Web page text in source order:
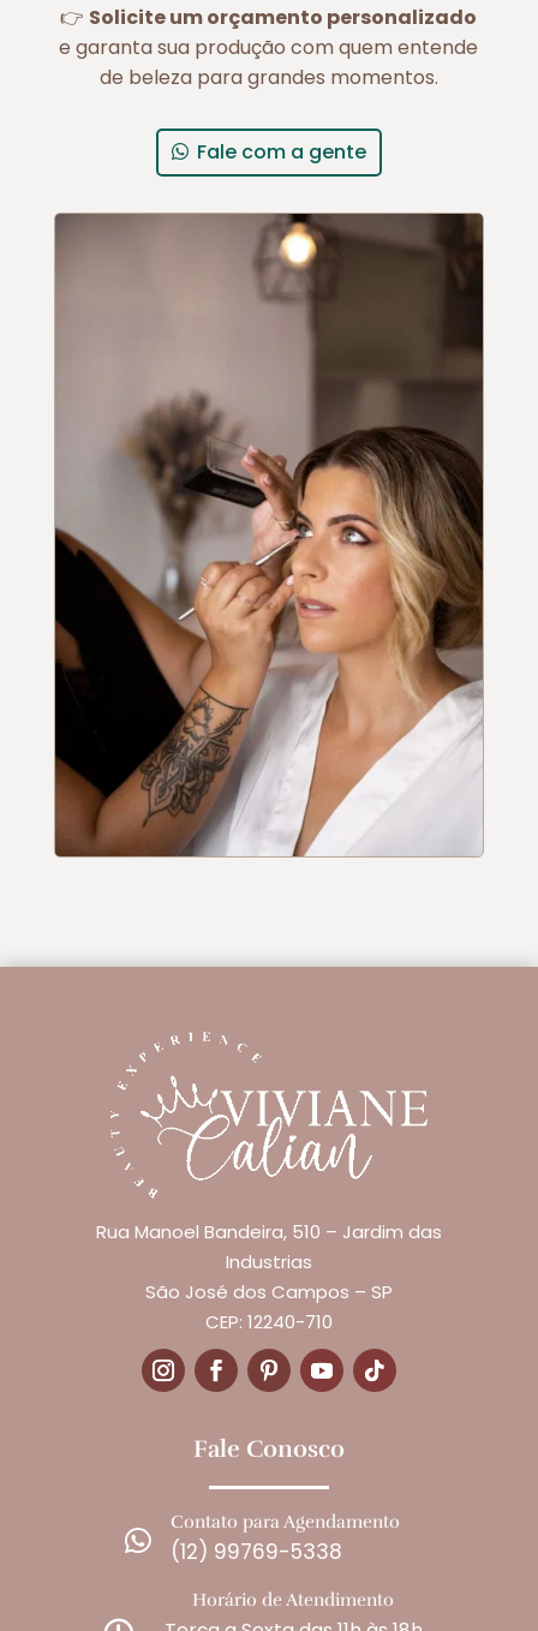
👉 Solicite um orçamento personalizado
e garanta sua produção com quem entende
de beleza para grandes momentos.
Fale com a gente
Rua Manoel Bandeira, 510 – Jardim das
Industrias
São José dos Campos – SP
CEP: 12240-710
Fale Conosco

Contato para Agendamento
(12) 99769-5338
Horário de Atendimento